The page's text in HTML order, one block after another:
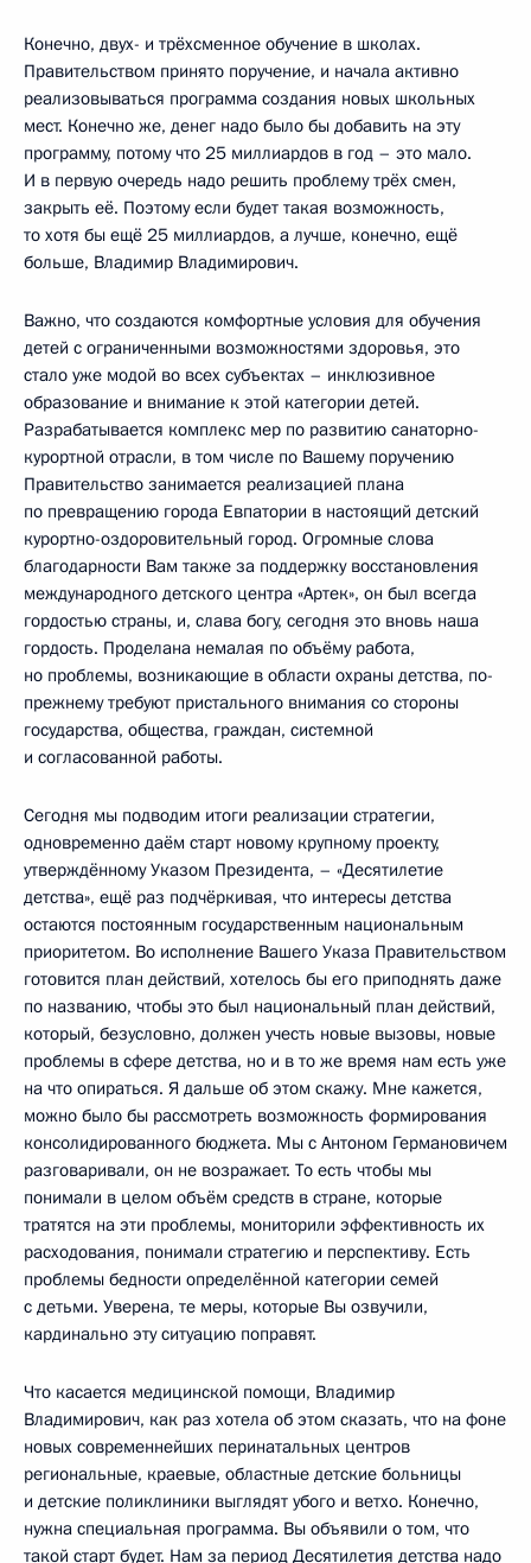
Конечно, двух- и трёхсменное обучение в школах.
Правительством принято поручение, и начала активно
реализовываться программа создания новых школьных
мест. Конечно же, денег надо было бы добавить на эту
программу, потому что 25 миллиардов в год – это мало.
И в первую очередь надо решить проблему трёх смен,
закрыть её. Поэтому если будет такая возможность,
то хотя бы ещё 25 миллиардов, а лучше, конечно, ещё
больше, Владимир Владимирович.
Важно, что создаются комфортные условия для обучения
детей с ограниченными возможностями здоровья, это
стало уже модой во всех субъектах – инклюзивное
образование и внимание к этой категории детей.
Разрабатывается комплекс мер по развитию санаторно-
курортной отрасли, в том числе по Вашему поручению
Правительство занимается реализацией плана
по превращению города Евпатории в настоящий детский
курортно-оздоровительный город. Огромные слова
благодарности Вам также за поддержку восстановления
международного детского центра «Артек», он был всегда
гордостью страны, и, слава богу, сегодня это вновь наша
гордость. Проделана немалая по объёму работа,
но проблемы, возникающие в области охраны детства, по-
прежнему требуют пристального внимания со стороны
государства, общества, граждан, системной
и согласованной работы.
Сегодня мы подводим итоги реализации стратегии,
одновременно даём старт новому крупному проекту,
утверждённому Указом Президента, – «Десятилетие
детства», ещё раз подчёркивая, что интересы детства
остаются постоянным государственным национальным
приоритетом. Во исполнение Вашего Указа Правительством
готовится план действий, хотелось бы его приподнять даже
по названию, чтобы это был национальный план действий,
который, безусловно, должен учесть новые вызовы, новые
проблемы в сфере детства, но и в то же время нам есть уже
на что опираться. Я дальше об этом скажу. Мне кажется,
можно было бы рассмотреть возможность формирования
консолидированного бюджета. Мы с Антоном Германовичем
разговаривали, он не возражает. То есть чтобы мы
понимали в целом объём средств в стране, которые
тратятся на эти проблемы, мониторили эффективность их
расходования, понимали стратегию и перспективу. Есть
проблемы бедности определённой категории семей
с детьми. Уверена, те меры, которые Вы озвучили,
кардинально эту ситуацию поправят.
Что касается медицинской помощи, Владимир
Владимирович, как раз хотела об этом сказать, что на фоне
новых современнейших перинатальных центров
региональные, краевые, областные детские больницы
и детские поликлиники выглядят убого и ветхо. Конечно,
нужна специальная программа. Вы объявили о том, что
такой старт будет. Нам за период Десятилетия детства надо